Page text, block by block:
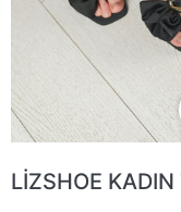
LİZSHOE